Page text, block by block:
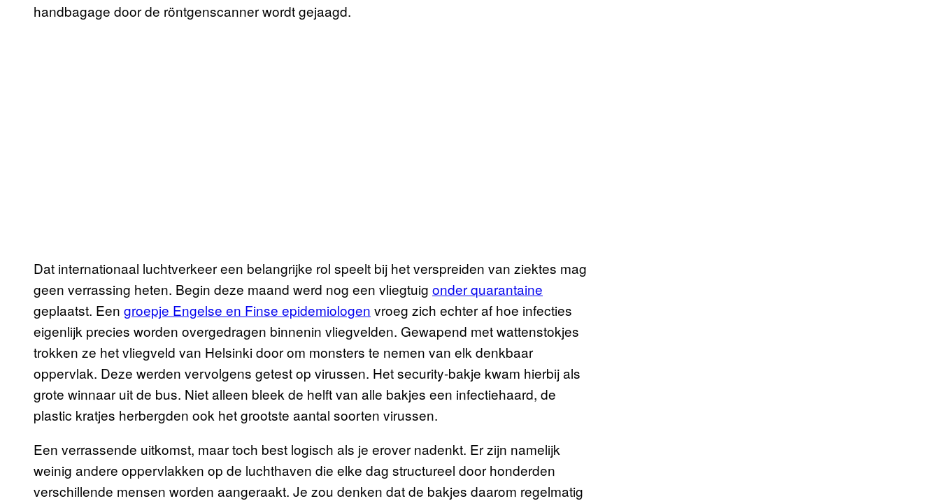
handbagage door de röntgenscanner wordt gejaagd.
Dat internationaal luchtverkeer een belangrijke rol speelt bij het verspreiden van ziektes mag
geen verrassing heten. Begin deze maand werd nog een vliegtuig onder quarantaine
geplaatst. Een groepje Engelse en Finse epidemiologen vroeg zich echter af hoe infecties
eigenlijk precies worden overgedragen binnenin vliegvelden. Gewapend met wattenstokjes
trokken ze het vliegveld van Helsinki door om monsters te nemen van elk denkbaar
oppervlak. Deze werden vervolgens getest op virussen. Het security-bakje kwam hierbij als
grote winnaar uit de bus. Niet alleen bleek de helft van alle bakjes een infectiehaard, de
plastic kratjes herbergden ook het grootste aantal soorten virussen.
Een verrassende uitkomst, maar toch best logisch als je erover nadenkt. Er zijn namelijk
weinig andere oppervlakken op de luchthaven die elke dag structureel door honderden
verschillende mensen worden aangeraakt. Je zou denken dat de bakjes daarom regelmatig